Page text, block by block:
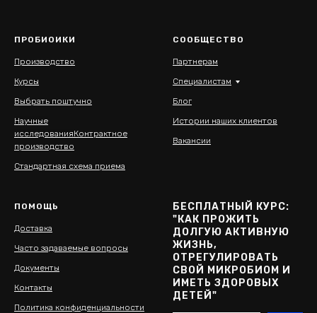
ПРОБИОИКИ
Производство
Курсы
Выбрать поштучно
Научные
исследованияКонтрактное
производство
Стандартная схема приема
СООБЩЕСТВО
Партнерам
Специалистам
Блог
Истории наших клиентов
Вакансии
ПОМОЩЬ
Доставка
Часто задаваемые вопросы
Документы
Контакты
Политика конфиденциальности
БЕСПЛАТНЫЙ КУРС:
"КАК ПРОЖИТЬ
ДОЛГУЮ АКТИВНУЮ
ЖИЗНЬ,
ОТРЕГУЛИРОВАТЬ
СВОЙ МИКРОБИОМ И
ИМЕТЬ ЗДОРОВЫХ
ДЕТЕЙ"